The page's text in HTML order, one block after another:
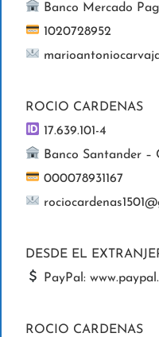
Banco Mercado
1020728952
ROCIO CARDENAS
17.639.101-4
Banco Santander –
000078931167
DESDE EL
PayPal:
ROCIO CARDENAS